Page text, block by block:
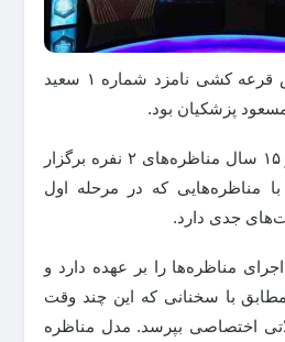
به نقل از مهر، بر اساس قرعه کشی نامزد شماره ۱ سعید
امشب ۱۱ تیر ماه بعد از ۱۵ سال مناظره‌های ۲ نفره برگزار
مناظره‌هایی که در مرحله اول
جدی دارد.
مناظره‌ها را بر عهده دارد و
با سخنانی که این چند وقت
اختصاصی بپرسد. مدل مناظره